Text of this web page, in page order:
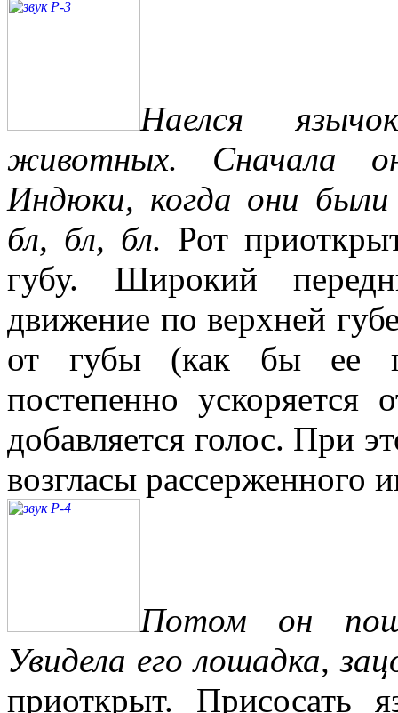
Наелся
животных. Сначала
Индюки, когда они
бл, бл, бл. Рот
губу. Широкий
движение по верхней
от губы (как бы ее
постепенно
добавляется голос. При
возгласы рассерженного
Потом он
Увидела его лошадка,
приоткрыт. Присосать